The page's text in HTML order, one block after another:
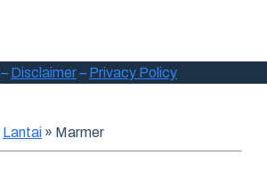
– Disclaimer– Privacy Policy
Lantai » Marmer